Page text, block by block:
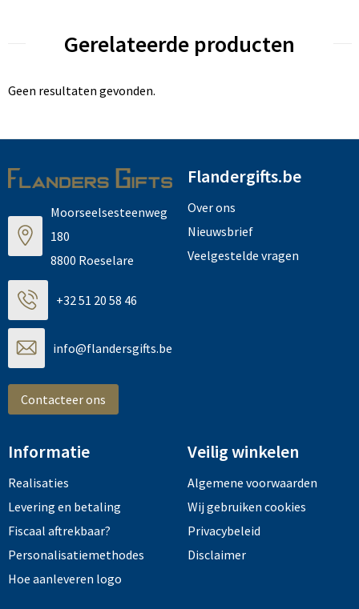
Gerelateerde producten
Geen resultaten gevonden.
Moorseelsesteenweg
180
8800 Roeselare
+32 51 20 58 46
info@flandersgifts.be
Contacteer ons
Flandergifts.be
Over ons
Nieuwsbrief
Veelgestelde vragen
Informatie
Realisaties
Levering en betaling
Fiscaal aftrekbaar?
Personalisatiemethodes
Hoe aanleveren logo
Veilig winkelen
Algemene voorwaarden
Wij gebruiken cookies
Privacybeleid
Disclaimer